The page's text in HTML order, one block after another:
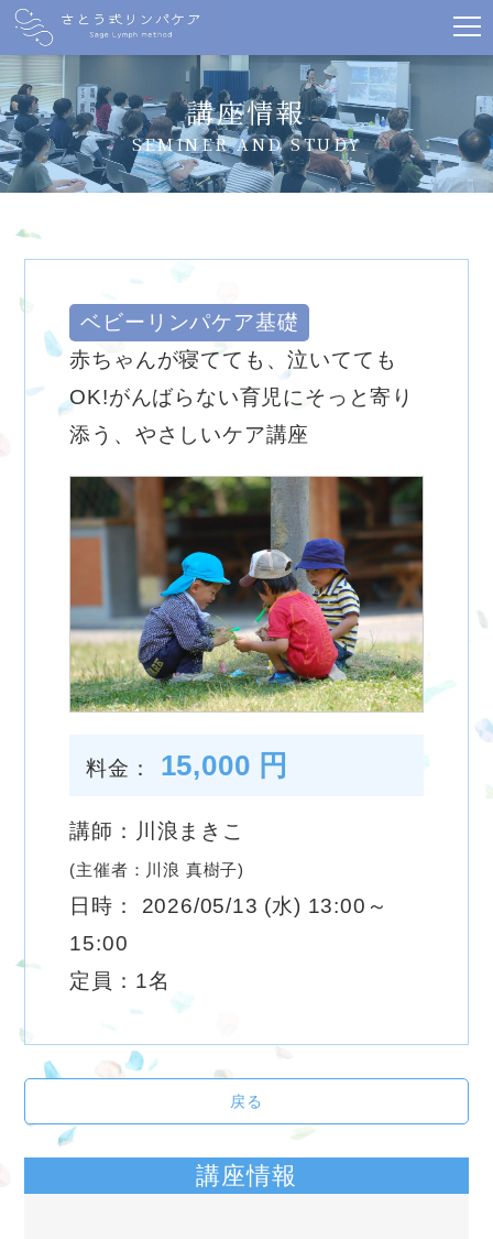
講座情報
SEMINER AND STUDY
ベビーリンパケア基礎
赤ちゃんが寝てても、泣いてても
OK!がんばらない育児にそっと寄り
添う、やさしいケア講座
料金： 15,000 円
講師：川浪まきこ
(主催者：川浪 真樹子)
日時： 2026/05/13 (水) 13:00～
15:00
定員：1名
戻る
講座情報